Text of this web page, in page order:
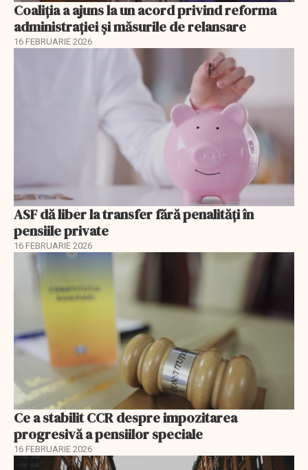
Coaliția a ajuns la un acord privind reforma
administrației și măsurile de relansare
16 FEBRUARIE 2026
ASF dă liber la transfer fără penalități în
pensiile private
16 FEBRUARIE 2026
Ce a stabilit CCR despre impozitarea
progresivă a pensiilor speciale
16 FEBRUARIE 2026